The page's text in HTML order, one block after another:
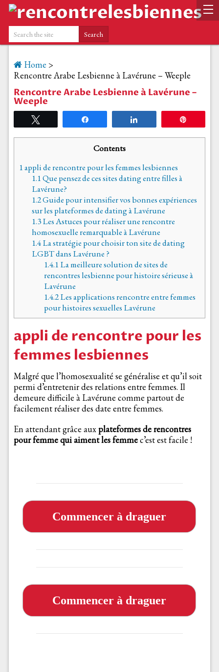
Home >
Rencontre Arabe Lesbienne à Lavérune – Weeple
Rencontre Arabe Lesbienne à Lavérune –
Weeple
Contents
1appli de rencontre pour les femmes lesbiennes
1.1Que pensez de ces sites dating entre filles à
Lavérune?
1.2Guide pour intensifier vos bonnes expériences
sur les plateformes de dating à Lavérune
1.3Les Astuces pour réaliser une rencontre
homosexuelle remarquable à Lavérune
1.4La stratégie pour choisir ton site de dating
LGBT dans Lavérune ?
1.4.1 La meilleure solution de sites de
rencontres lesbienne pour histoire sérieuse à
Lavérune
1.4.2Les applications rencontre entre femmes
pour histoires sexuelles Lavérune
appli de rencontre pour les
femmes lesbiennes
Malgré que l’homosexualité se généralise et qu’il soit
permi d’entretenir des relations entre femmes. Il
demeure difficile à Lavérune comme partout de
facilement réaliser des date entre femmes.
En attendant grâce auxplateformes de rencontres
pour femme qui aiment les femmec’est est facile !
Commencer à draguer
Commencer à draguer